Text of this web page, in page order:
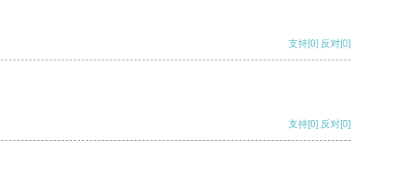
支持[0] 反对[0]
支持[0] 反对[0]